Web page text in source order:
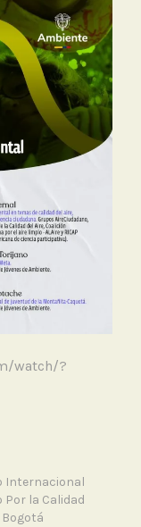
watch/?
Internacional
Por la Calidad
Bogotá